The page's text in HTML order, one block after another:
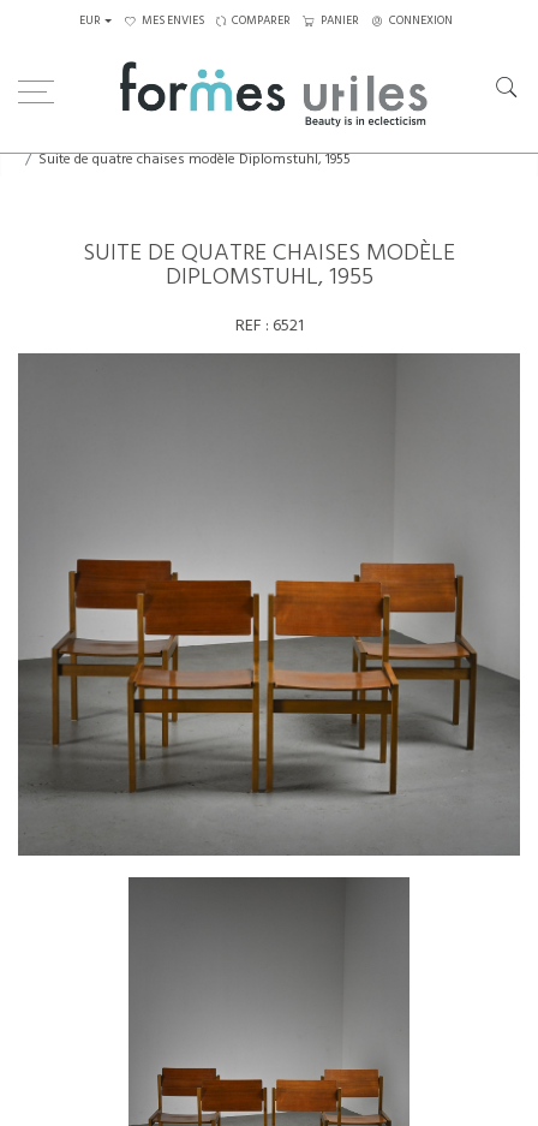
EUR MES ENVIES COMPARER PANIER CONNEXION
Suite de quatre chaises modèle Diplomstuhl, 1955
SUITE DE QUATRE CHAISES MODÈLE
DIPLOMSTUHL, 1955
REF : 6521